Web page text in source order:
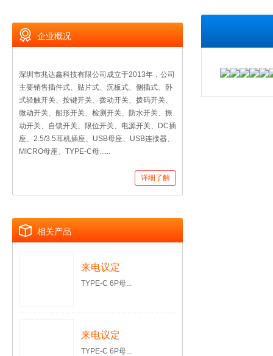
企业概况
深圳市兆达鑫科技有限公司成立于2013年，公司
主要销售插件式、贴片式、沉板式、侧插式、卧
式轻触开关、按键开关、拨动开关、拨码开关、
微动开关、船形开关、检测开关、防水开关、振
动开关、自锁开关、限位开关、电源开关、DC插
座、2.5/3.5耳机插座、USB母座、USB连接器、
MICRO母座、TYPE-C母......
详细了解
相关产品
来电议定
TYPE-C 6P母...
来电议定
TYPE-C 6P母...